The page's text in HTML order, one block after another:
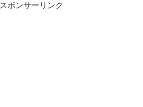
スポンサーリンク